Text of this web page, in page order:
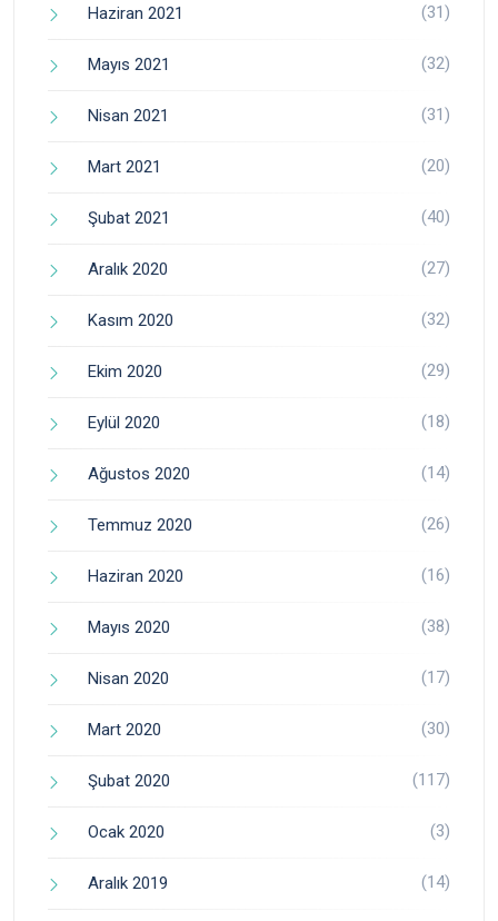
Haziran 2021 (31)
Mayıs 2021 (32)
Nisan 2021 (31)
Mart 2021 (20)
Şubat 2021 (40)
Aralık 2020 (27)
Kasım 2020 (32)
Ekim 2020 (29)
Eylül 2020 (18)
Ağustos 2020 (14)
Temmuz 2020 (26)
Haziran 2020 (16)
Mayıs 2020 (38)
Nisan 2020 (17)
Mart 2020 (30)
Şubat 2020 (117)
Ocak 2020 (3)
Aralık 2019 (14)